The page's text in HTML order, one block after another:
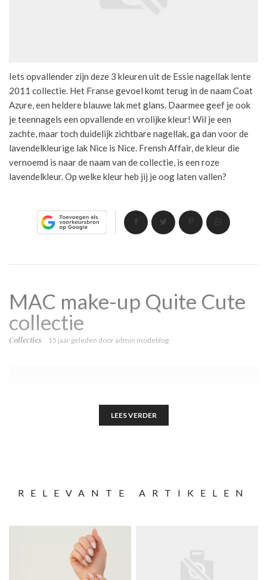
Iets opvallender zijn deze 3 kleuren uit de Essie nagellak lente
2011 collectie. Het Franse gevoel komt terug in de naam Coat
Azure, een heldere blauwe lak met glans. Daarmee geef je ook
je teennagels een opvallende en vrolijke kleur! Wil je een
zachte, maar toch duidelijk zichtbare nagellak, ga dan voor de
lavendelkleurige lak Nice is Nice. Frensh Affair, de kleur die
vernoemd is naar de naam van de collectie, is een roze
lavendelkleur. Op welke kleur heb jij je oog laten vallen?
MAC make-up Quite Cute
collectie
Collecties 15 jaar geleden dooradmin modeblog
LEES VERDER
RELEVANTE ARTIKELEN